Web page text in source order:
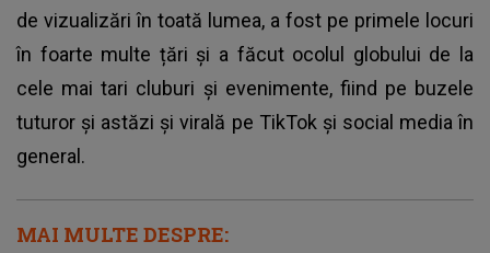
de vizualizări în toată lumea, a fost pe primele locuri
în foarte multe țări și a făcut ocolul globului de la
cele mai tari cluburi și evenimente, fiind pe buzele
tuturor și astăzi și virală pe TikTok și social media în
general.
MAI MULTE DESPRE: